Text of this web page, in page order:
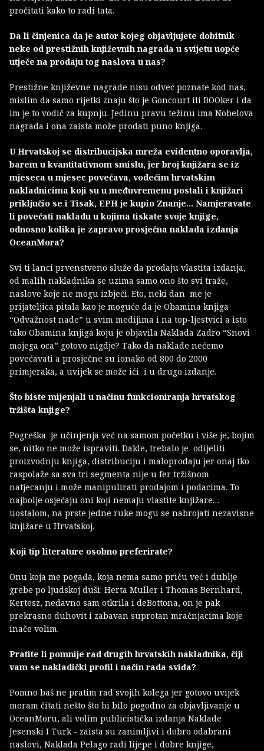
pročitati kako to radi tata.
Da li činjenica da je autor kojeg objavljujete dobitnik
neke od prestižnih književnih nagrada u svijetu uopće
utječe na prodaju tog naslova u nas?
Prestižne književne nagrade nisu odveć poznate kod nas,
mislim da samo rijetki znaju što je Goncourt ili BOOker i da
im je to vodič za kupnju. Jedinu pravu težinu ima Nobelova
nagrada i ona zaista može prodati puno knjiga.
U Hrvatskoj se distribucijska mreža evidentno oporavlja,
barem u kvantitativnom smislu, jer broj knjižara se iz
mjeseca u mjesec povećava, vodećim hrvatskim
nakladnicima koji su u međuvremenu postali i knjižari
priključio se i Tisak, EPH je kupio Znanje… Namjeravate
li povećati nakladu u kojima tiskate svoje knjige,
odnosno kolika je zapravo prosječna naklada izdanja
OceanMora?
Svi ti lanci prvenstveno služe da prodaju vlastita izdanja,
od malih nakladnika se uzima samo ono što svi traže,
naslove koje ne mogu izbjeći. Eto, neki dan me je
prijateljica pitala kao je moguće da je Obamina knjiga
“Odvažnost nade” u svim medijima i na top-ljestvici a isto
tako Obamina knjiga koju je objavila Naklada Zadro “Snovi
mojega oca” gotovo nigdje? Tako da naklade nećemo
povećavati a prosječne su ionako od 800 do 2000
primjeraka, a uvijek se može ići i u drugo izdanje.
Što biste mijenjali u načinu funkcioniranja hrvatskog
tržišta knjige?
Pogreška je učinjenja već na samom početku i više je, bojim
se, nitko ne može ispraviti. Dakle, trebalo je odijeliti
proizvodnju knjiga, distribuciju i maloprodaju jer onaj tko
raspolaže sa sva tri segmenta nije u fer tržišnom
natjecanju i može manipulirati prodajom i podacima. To
najbolje osjećaju oni koji nemaju vlastite knjižare…
uostalom, na prste jedne ruke mogu se nabrojati nezavisne
knjižare u Hrvatskoj.
Koji tip literature osobno preferirate?
Onu koja me pogađa, koja nema samo priču već i dublje
grebe po ljudskoj duši: Herta Muller i Thomas Bernhard,
Kertesz, nedavno sam otkrila i deBottona, on je pak
prekrasno duhovit i zabavan suprotan mračnjacima koje
inače volim.
Pratite li pomnije rad drugih hrvatskih nakladnika, čiji
vam se nakladički profil i način rada sviđa?
Pomno baš ne pratim rad svojih kolega jer gotovo uvijek
moram čitati nešto što bi bilo pogodno za objavljivanje u
OceanMoru, ali volim publicistička izdanja Naklade
Jesenski I Turk - zaista su zanimljivi i dobro odabrani
naslovi, Naklada Pelago radi lijepe i dobre knjige,